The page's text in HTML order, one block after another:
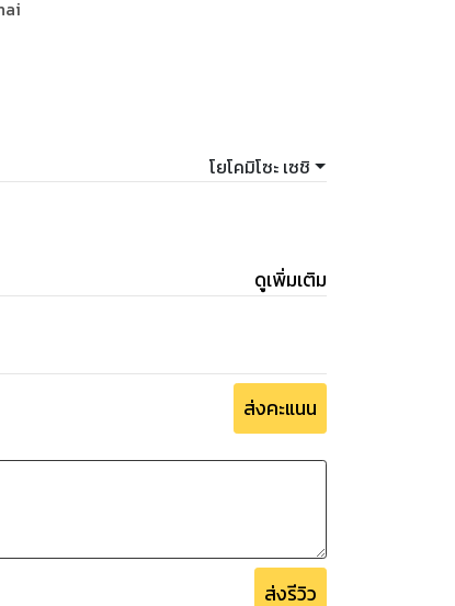
ขาหลงรักอย่างหัวปักหัวปำ
วามสามารถพวกเขา จนถึงขนาด
ค และเมื่อมีเรื่องให้ต้องตื่นเต้นทีไรตัว
นนักสืบมากความสามารถ ที่เพียบพร้อม
มักจะแก้ไขได้เสมอ แต่มาคราวนี้เขาต้อง
โยโคมิโซะ เซชิ
ดูเพิ่มเติม
ส่งคะแนน
ส่งรีวิว